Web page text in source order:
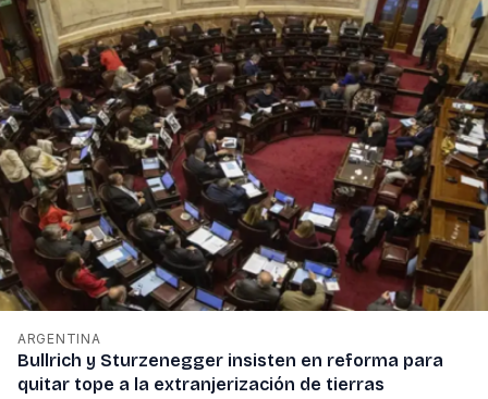
ARGENTINA
Bullrich y Sturzenegger insisten en reforma para
quitar tope a la extranjerización de tierras